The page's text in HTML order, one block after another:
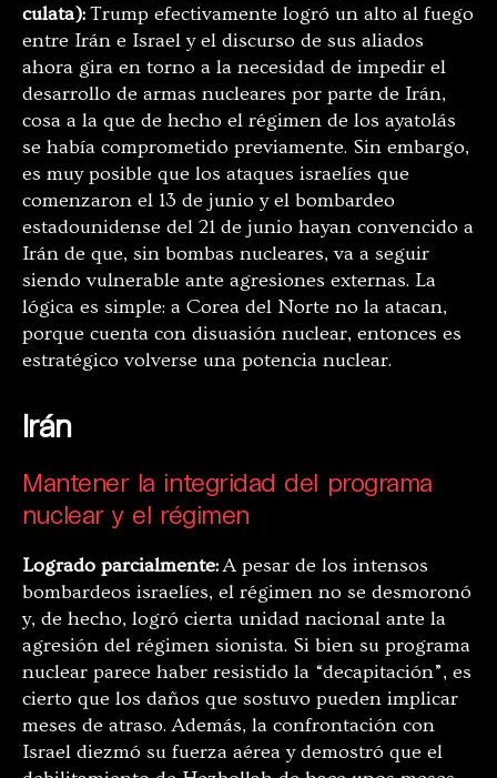
culata):Trump efectivamente logró un alto al fuego
entre Irán e Israel y el discurso de sus aliados
ahora gira en torno a la necesidad de impedir el
desarrollo de armas nucleares por parte de Irán,
cosa a la que de hecho el régimen de los ayatolás
se había comprometido previamente. Sin embargo,
es muy posible que los ataques israelíes que
comenzaron el 13 de junio y el bombardeo
estadounidense del 21 de junio hayan convencido a
Irán de que, sin bombas nucleares, va a seguir
siendo vulnerable ante agresiones externas. La
lógica es simple: a Corea del Norte no la atacan,
porque cuenta con disuasión nuclear, entonces es
estratégico volverse una potencia nuclear.
Irán
Mantener la integridad del programa
nuclear y el régimen
Logrado parcialmente:A pesar de los intensos
bombardeos israelíes, el régimen no se desmoronó
y, de hecho, logró cierta unidad nacional ante la
agresión del régimen sionista. Si bien su programa
nuclear parece haber resistido la “decapitación”, es
cierto que los daños que sostuvo pueden implicar
meses de atraso. Además, la confrontación con
Israel diezmó su fuerza aérea y demostró que el